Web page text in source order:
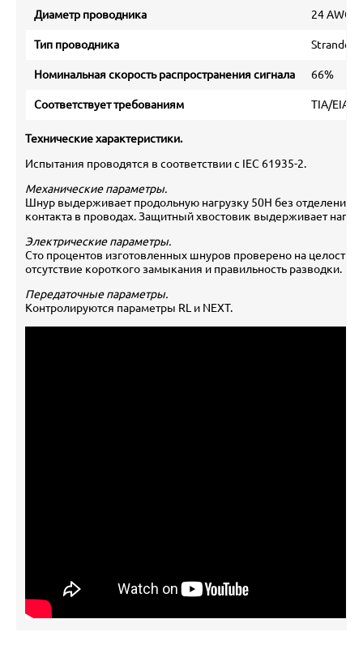
Диаметр проводника 24 AWG
Тип проводника Stranded
Номинальная скорость распространения сигнала 66%
Соответствует требованиям TIA/EIA
Технические характеристики.
Испытания проводятся в соответствии с IEC 61935-2.
Механические параметры.
Шнур выдерживает продольную нагрузку 50Н без отделения
контакта в проводах. Защитный хвостовик выдерживает
Электрические параметры.
Сто процентов изготовленных шнуров проверено на
отсутствие короткого замыкания и правильность разводки.
Передаточные параметры.
Контролируются параметры RL и NEXT.